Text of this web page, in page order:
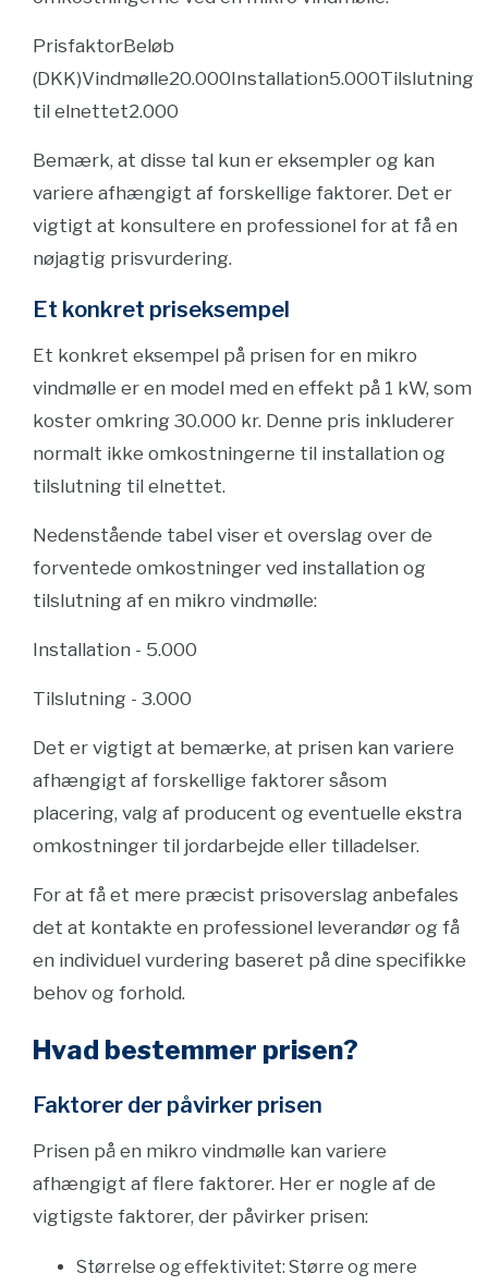
PrisfaktorBeløb
(DKK)Vindmølle20.000Installation5.000Tilslutning
til elnettet2.000
Bemærk, at disse tal kun er eksempler og kan
variere afhængigt af forskellige faktorer. Det er
vigtigt at konsultere en professionel for at få en
nøjagtig prisvurdering.
Et konkret priseksempel
Et konkret eksempel på prisen for en mikro
vindmølle er en model med en effekt på 1 kW, som
koster omkring 30.000 kr. Denne pris inkluderer
normalt ikke omkostningerne til installation og
tilslutning til elnettet.
Nedenstående tabel viser et overslag over de
forventede omkostninger ved installation og
tilslutning af en mikro vindmølle:
Installation - 5.000
Tilslutning - 3.000
Det er vigtigt at bemærke, at prisen kan variere
afhængigt af forskellige faktorer såsom
placering, valg af producent og eventuelle ekstra
omkostninger til jordarbejde eller tilladelser.
For at få et mere præcist prisoverslag anbefales
det at kontakte en professionel leverandør og få
en individuel vurdering baseret på dine specifikke
behov og forhold.
Hvad bestemmer prisen?
Faktorer der påvirker prisen
Prisen på en mikro vindmølle kan variere
afhængigt af flere faktorer. Her er nogle af de
vigtigste faktorer, der påvirker prisen:
Størrelse og effektivitet: Større og mere